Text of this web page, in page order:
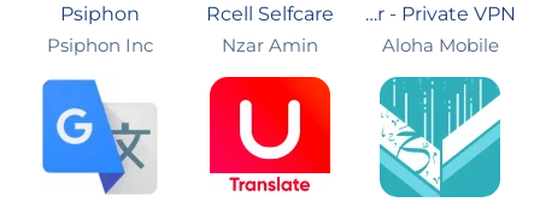
Aloha Browser - Private VPN
Aloha Mobile
Rcell Selfcare
Nzar Amin
Psiphon
Psiphon Inc